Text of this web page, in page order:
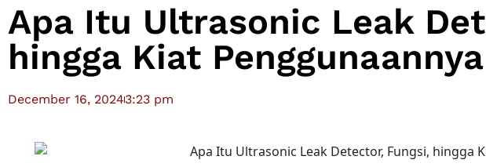
Apa Itu Ultrasonic Leak
hingga Kiat Penggunaannya
December 16, 20243:23 pm